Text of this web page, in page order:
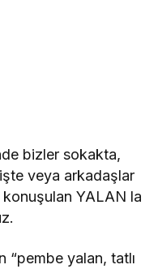
bizler sokakta,
veya arkadaşlar
konuşulan YALAN la
“pembe yalan, tatlı